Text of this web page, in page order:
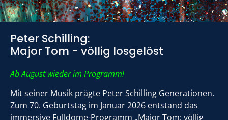
Peter Schilling:
Major Tom - völlig losgelöst
Ab August wieder im Programm!
Mit seiner Musik prägte Peter Schilling Generationen.
Zum 70. Geburtstag im Januar 2026 entstand das
immersive Fulldome-Programm „Major Tom: völlig